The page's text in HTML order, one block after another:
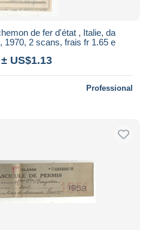
de fer d'état , Italie, da
1970, 2 scans, frais fr 1.65 e
± US$1.13
Professional